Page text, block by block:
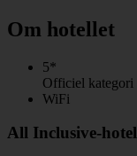
Om hotellet
5*
Officiel kategori
WiFi
All Inclusive-